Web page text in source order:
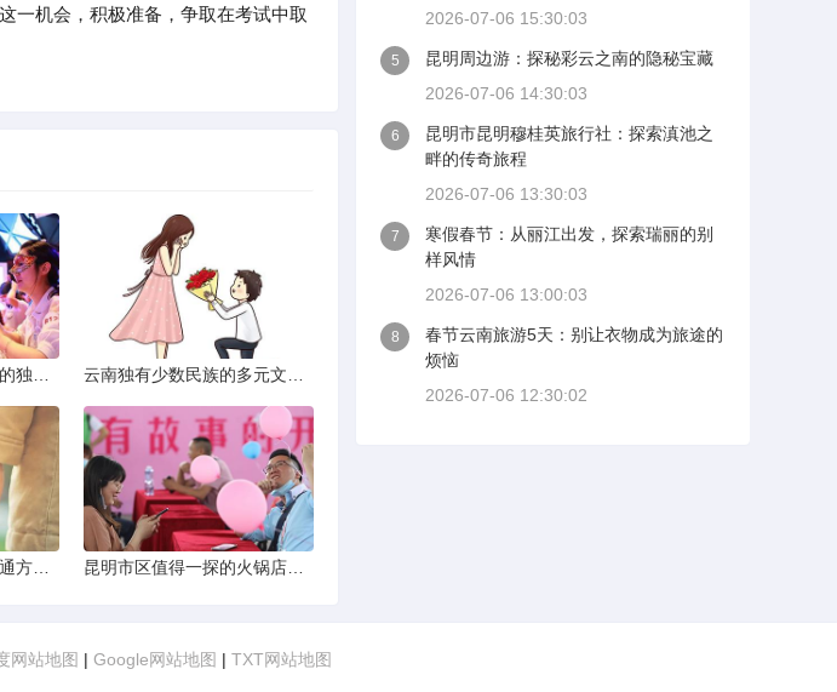
一机会，积极准备，争取在考试中取
2026-07-06 15:30:03
5
昆明周边游：探秘彩云之南的隐秘宝藏
2026-07-06 14:30:03
6
昆明市昆明穆桂英旅行社：探索滇池之
畔的传奇旅程
2026-07-06 13:30:03
7
寒假春节：从丽江出发，探索瑞丽的别
样风情
2026-07-06 13:00:03
8
春节云南旅游5天：别让衣物成为旅途的
烦恼
2026-07-06 12:30:02
网站地图 | Google网站地图 | TXT网站地图